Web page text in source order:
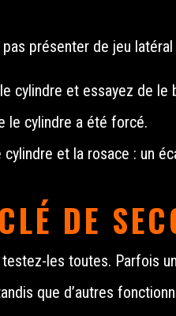
présenter de jeu
cylindre et essayez de
le cylindre a été forcé.
cylindre et la rosace : un
DE
les toutes. Parfois
que d’autres